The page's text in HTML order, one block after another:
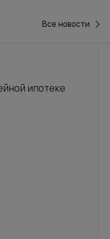
Все новости
ипотеке